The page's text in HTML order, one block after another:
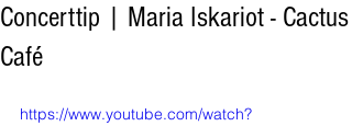
Concerttip | Maria Iskariot - Cactus
Café
https://www.youtube.com/watch?